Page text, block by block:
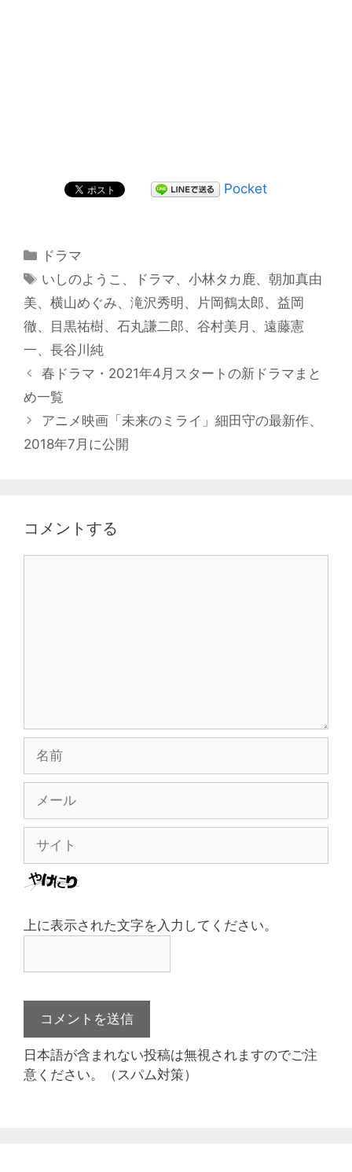
Pocket
カ
テ
リ
ー
ドラマ
タ
グ
いしのようこ 、 ドラマ、小林タカ鹿、朝加真由
美、 横山めぐみ、 滝沢秀明、 片岡鶴太郎、 益岡
徹、 目黒祐樹、 石丸謙二郎、 谷村美月 、 遠藤憲
一、 長谷川純
投
稿
ビ
ゲ
ン
春ドラマ・2021年4月スタートの新ドラマまと
め一覧
アニメ映画「未来のミライ」細田守の最新作、
2018年7月に公開
コメントする
ル
ト
上に表示された文字を入力してください。
日本語が含まれない投稿は無視されますのでご注
意ください。（スパム対策）